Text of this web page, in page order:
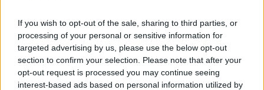
If you wish to opt-out of the sale, sharing to third parties, or
processing of your personal or sensitive information for
targeted advertising by us, please use the below opt-out
section to confirm your selection. Please note that after your
opt-out request is processed you may continue seeing
interest-based ads based on personal information utilized by
HEPA-Luftreiniger einsetzen:Filtern Sie
Pollenkörner aus der Innenraumluft, besonders im
Schlafzimmer für bessere Nachtruhe
Allergologen konsultieren:Lassen Sie sich auf